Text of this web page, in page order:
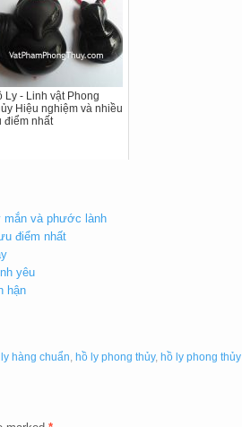
Ly - Linh vật Phong
Hiệu nghiệm và nhiều
điểm nhất
mắn và phước lành
điểm nhất
yêu
hận
ly hàng chuẩn, hồ ly phong thủy, hồ ly phong thủy